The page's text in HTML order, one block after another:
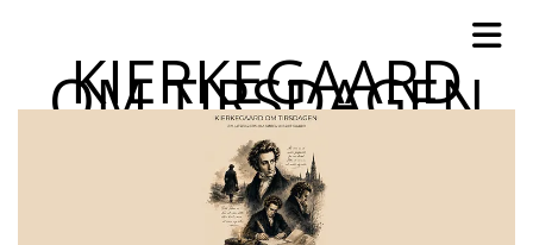
KIERKEGAARD
OM TIRSDAGEN